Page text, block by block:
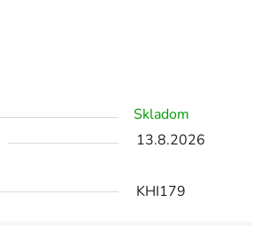
Skladom
13.8.2026
KHI179